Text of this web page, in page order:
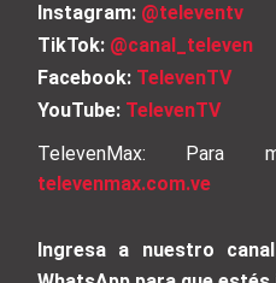
Instagram: @televentv
TikTok: @canal_televen
Facebook: TelevenTV
YouTube: TelevenTV
TelevenMax: Para
televenmax.com.ve
Ingresa a nuestro